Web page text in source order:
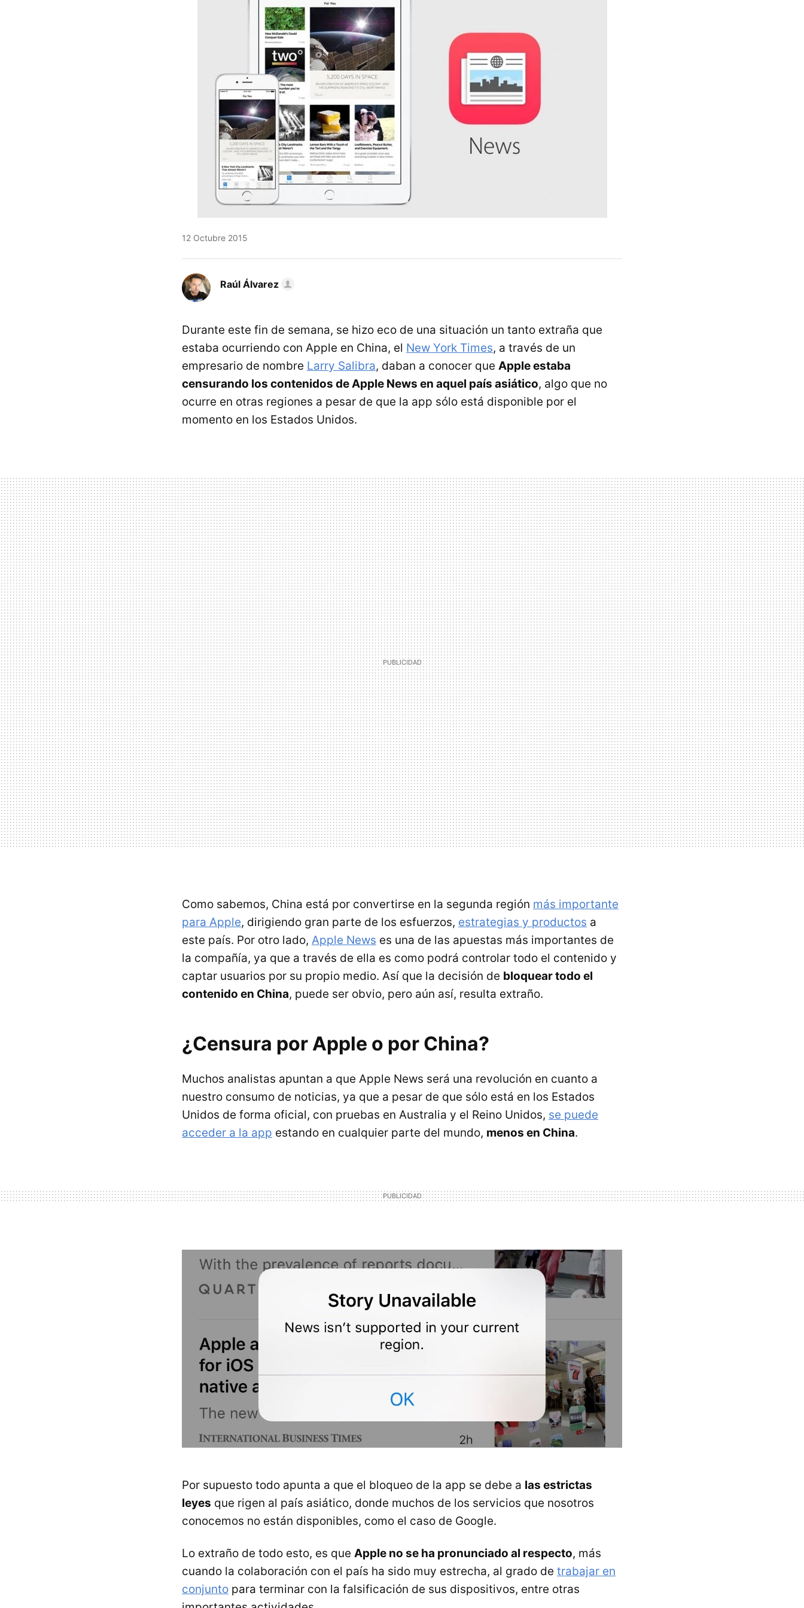
12 Octubre 2015
Raúl Álvarez
Durante este fin de semana, se hizo eco de una situación un tanto extraña que
estaba ocurriendo con Apple en China, el New York Times, a través de un
empresario de nombre Larry Salibra, daban a conocer que Apple estaba
censurando los contenidos de Apple News en aquel país asiático, algo que no
ocurre en otras regiones a pesar de que la app sólo está disponible por el
momento en los Estados Unidos.
Como sabemos, China está por convertirse en la segunda región más importante
para Apple, dirigiendo gran parte de los esfuerzos, estrategias y productos a
este país. Por otro lado, Apple News es una de las apuestas más importantes de
la compañía, ya que a través de ella es como podrá controlar todo el contenido y
captar usuarios por su propio medio. Así que la decisión de bloquear todo el
contenido en China, puede ser obvio, pero aún así, resulta extraño.
¿Censura por Apple o por China?
Muchos analistas apuntan a que Apple News será una revolución en cuanto a
nuestro consumo de noticias, ya que a pesar de que sólo está en los Estados
Unidos de forma oficial, con pruebas en Australia y el Reino Unidos, se puede
acceder a la app estando en cualquier parte del mundo, menos en China.
Por supuesto todo apunta a que el bloqueo de la app se debe a las estrictas
leyes que rigen al país asiático, donde muchos de los servicios que nosotros
conocemos no están disponibles, como el caso de Google.
Lo extraño de todo esto, es que Apple no se ha pronunciado al respecto, más
cuando la colaboración con el país ha sido muy estrecha, al grado de trabajar en
conjunto para terminar con la falsificación de sus dispositivos, entre otras